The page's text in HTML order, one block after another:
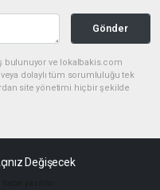
Gönder
bulunuyor ve lokalbakis.com
dolaylı tüm sorumluluğu tek
site yönetimi hiçbir şekilde